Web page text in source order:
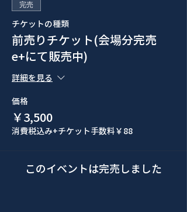
完売
チケットの種類
前売りチケット(会場分完売
e+にて販売中)
詳細を見る
価格
￥3,500
消費税込み+チケット手数料￥88
このイベントは完売しました